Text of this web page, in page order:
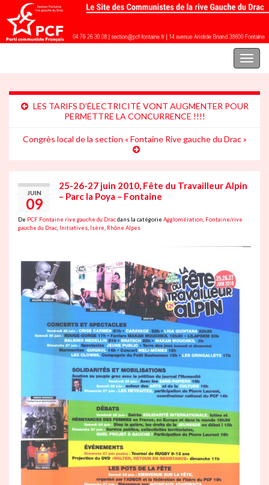
Toggle
LES TARIFS D’ÉLECTRICITÉ VONT AUGMENTER POUR
PERMETTRE LA CONCURRENCE !!!!
Congrès local de la section « Fontaine Rive gauche du Drac »
JUIN
09
25-26-27 juin 2010, Fête du Travailleur Alpin
– Parc la Poya – Fontaine
De PCF Fontaine rive gauche du Dracdans la catégorie Agglomération Fontaine/rive
gauche du Drac Initiatives Isère Rhône Alpes